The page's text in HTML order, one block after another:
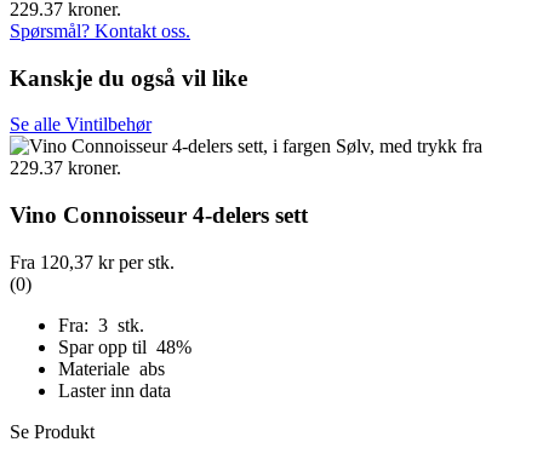
Spørsmål? Kontakt oss.
Kanskje du også vil like
Se alle Vintilbehør
Vino Connoisseur 4-delers sett
Fra 120,37 krper stk.
(0)
Fra: 3 stk.
Spar opp til 48%
Materiale abs
Laster inn data
Se Produkt